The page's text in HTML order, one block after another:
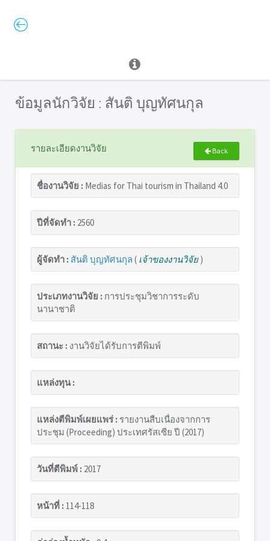
ข้อมูลนักวิจัย : สันติ บุญทัศนกุล
รายละเอียดงานวิจัย Back
ชื่องานวิจัย : Medias for Thai tourism in Thailand 4.0
ปีที่จัดทำ : 2560
ผู้จัดทำ : สันติ บุญทัศนกุล ( เจ้าของงานวิจัย)
ประเภทงานวิจัย : การประชุมวิชาการระดับ
นานาชาติ
สถานะ : งานวิจัยได้รับการตีพิมพ์
แหล่งทุน :
แหล่งตีพิมพ์เผยแพร่ : รายงานสืบเนื่องจากการ
ประชุม (Proceeding) ประเทศรัสเซีย ปี (2017)
วันที่ตีพิมพ์ : 2017
หน้าที่ : 114-118